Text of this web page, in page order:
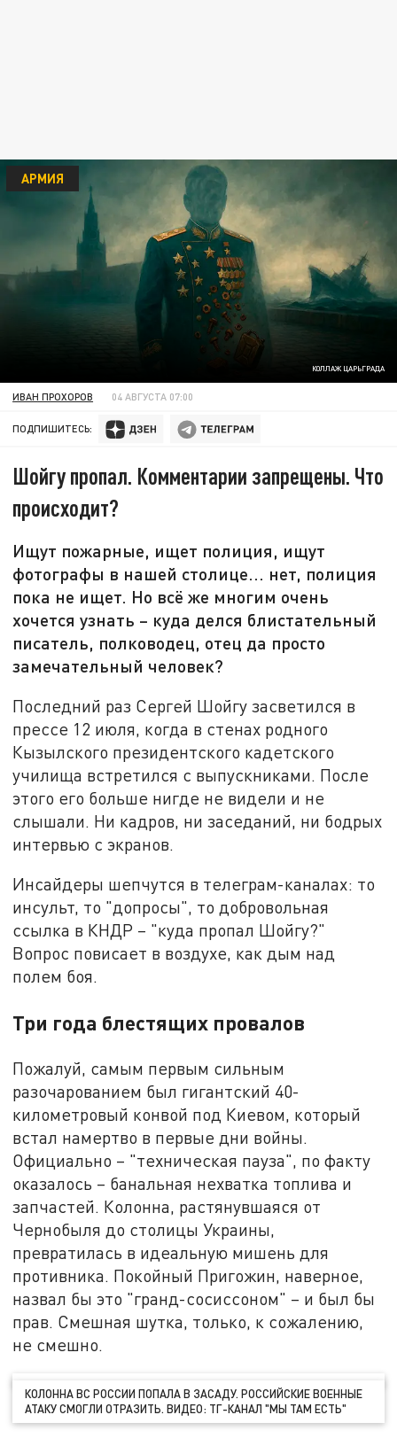
КОЛЛАЖ ЦАРЬГРАДА
АРМИЯ
ИВАН ПРОХОРОВ 04 АВГУСТА 07:00
ПОДПИШИТЕСЬ:
Шойгу пропал. Комментарии запрещены. Что
происходит?
Ищут пожарные, ищет полиция, ищут
фотографы в нашей столице... нет, полиция
пока не ищет. Но всё же многим очень
хочется узнать – куда делся блистательный
писатель, полководец, отец да просто
замечательный человек?
Последний раз Сергей Шойгу засветился в
прессе 12 июля, когда в стенах родного
Кызылского президентского кадетского
училища встретился с выпускниками. После
этого его больше нигде не видели и не
слышали. Ни кадров, ни заседаний, ни бодрых
интервью с экранов.
Инсайдеры шепчутся в телеграм-каналах: то
инсульт, то "допросы", то добровольная
ссылка в КНДР – "куда пропал Шойгу?"
Вопрос повисает в воздухе, как дым над
полем боя.
Три года блестящих провалов
Пожалуй, самым первым сильным
разочарованием был гигантский 40-
километровый конвой под Киевом, который
встал намертво в первые дни войны.
Официально – "техническая пауза", по факту
оказалось – банальная нехватка топлива и
запчастей. Колонна, растянувшаяся от
Чернобыля до столицы Украины,
превратилась в идеальную мишень для
противника. Покойный Пригожин, наверное,
назвал бы это "гранд-сосиссоном" – и был бы
прав. Смешная шутка, только, к сожалению,
не смешно.
КОЛОННА ВС РОССИИ ПОПАЛА В ЗАСАДУ. РОССИЙСКИЕ ВОЕННЫЕ
АТАКУ СМОГЛИ ОТРАЗИТЬ. ВИДЕО: ТГ-КАНАЛ "МЫ ТАМ ЕСТЬ"